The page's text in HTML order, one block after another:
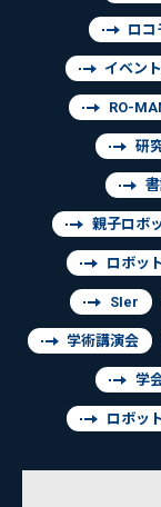
ロコ
イベン
RO-
研
親子ロボ
ロボッ
SIer
学術講演会
学
ロボッ